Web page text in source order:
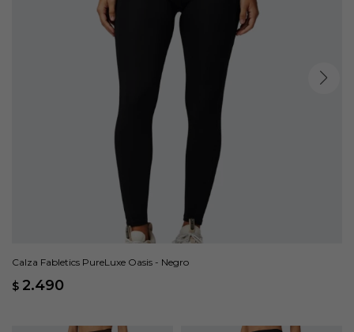
Calza Fabletics PureLuxe Oasis - Negro
$ 2.490